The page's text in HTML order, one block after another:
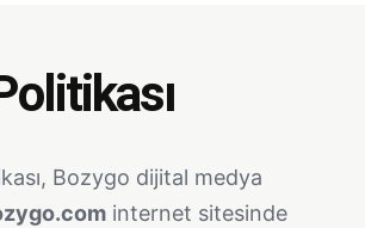
Bozygo dijital medya
internet sitesinde